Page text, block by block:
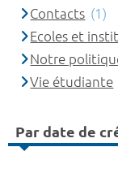
Contacts (1)
Ecoles et
Notre
Vie étudiante
Par date de